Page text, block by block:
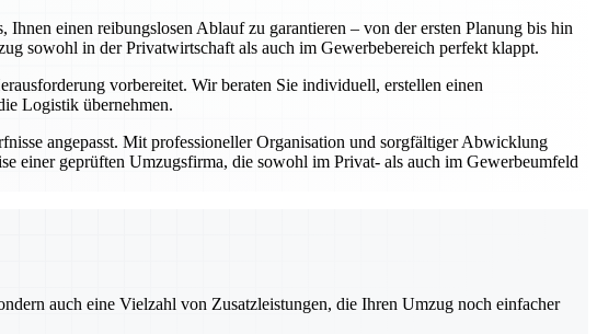
einen reibungslosen Ablauf zu garantieren – von der ersten Planung bis hin
sowohl in der Privatwirtschaft als auch im Gewerbebereich perfekt klappt.
vorbereitet. Wir beraten Sie individuell, erstellen einen
Logistik übernehmen.
angepasst. Mit professioneller Organisation und sorgfältiger Abwicklung
einer geprüften Umzugsfirma, die sowohl im Privat- als auch im Gewerbeumfeld
auch eine Vielzahl von Zusatzleistungen, die Ihren Umzug noch einfacher